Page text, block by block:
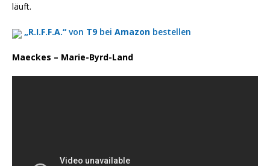
läuft.
„R.I.F.F.A.“ von T9bei Amazon bestellen
Maeckes – Marie-Byrd-Land